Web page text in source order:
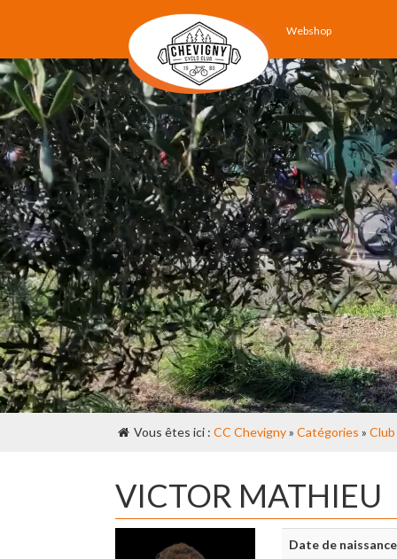
Webshop
Vous êtes ici : CC Chevigny» Catégories » Club
VICTOR MATHIEU
Date de naissance